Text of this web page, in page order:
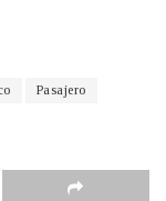
Pasajero